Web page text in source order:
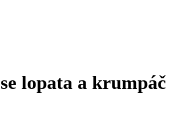
lopata a krumpáč